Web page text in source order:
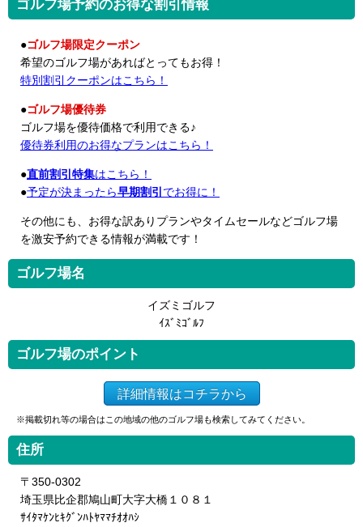
ゴルフ場予約のお得な割引情報
●ゴルフ場限定クーポン
希望のゴルフ場があればとってもお得！
特別割引クーポンはこちら！
●ゴルフ場優待券
ゴルフ場を優待価格で利用できる♪
優待券利用のお得なプランはこちら！
●直前割引特集はこちら！
●予定が決まったら早期割引 でお得に！
その他にも、お得な訳ありプランやタイムセールなどゴルフ場
を激安予約できる情報が満載です！
ゴルフ場名
イズミゴルフ
ｲｽﾞﾐｺﾞﾙﾌ
ゴルフ場のポイント
詳細情報はコチラから
※掲載切れ等の場合はこの地域の他のゴルフ場も検索してみてください。
住所
〒350-0302
埼玉県比企郡鳩山町大字大橋１０８１
ｻｲﾀﾏｹﾝﾋｷｸﾞﾝﾊﾄﾔﾏﾏﾁｵｵﾊｼ